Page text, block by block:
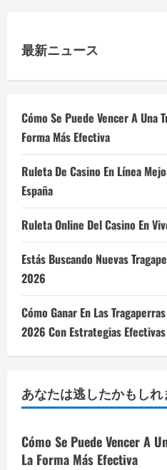
最新ニュース
Cómo Se Puede Vencer A Una
Forma Más Efectiva
Ruleta De Casino En Línea
España
Ruleta Online Del Casino En
Estás Buscando Nuevas
2026
Cómo Ganar En Las
2026 Con Estrategias Efectivas
あなたは逃したかもしれ
Cómo Se Puede Vencer A
La Forma Más Efectiva